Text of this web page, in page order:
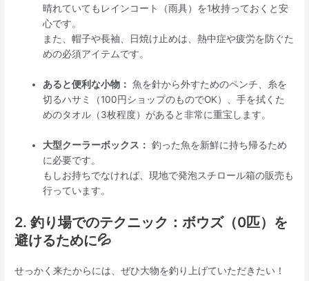
晴れていてもレインコート（雨具）を1枚持っておくと安
心です。
また、帽子や長袖、日焼け止めは、熱中症や疲労を防ぐた
めの必須アイテムです。
あると便利な小物： 魚を針から外すためのペンチ、糸を
切るハサミ（100円ショップのものでOK）、手を拭くた
めのタオル（3枚程度）があると非常に重宝します。
大型クーラーボックス： 釣った魚を新鮮に持ち帰るため
に必要です。
もしお持ちでなければ、現地で発泡スチロール箱の販売も
行っています。
2. 釣り場でのテクニック：ボウズ（0匹）を
避けるために💦
せっかく来たからには、ぜひ大物を釣り上げていただきたい！